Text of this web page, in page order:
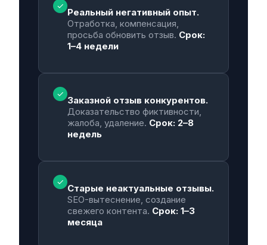
✓
Реальный негативный опыт.
Отработка, компенсация,
просьба обновить отзыв. Срок:
1–4 недели
✓
Заказной отзыв конкурентов.
Доказательство фиктивности,
жалоба, удаление. Срок: 2–8
недель
✓
Старые неактуальные отзывы.
SEO-вытеснение, создание
свежего контента. Срок: 1–3
месяца